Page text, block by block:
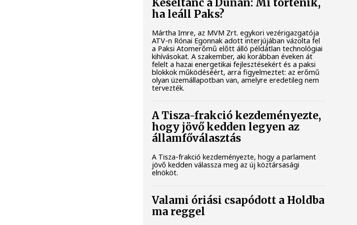
Késéltánc a Dunán: Mi történik,
ha leáll Paks?
Mártha Imre, az MVM Zrt. egykori vezérigazgatója
ATV-n Rónai Egonnak adott interjújában vázolta fel
a Paksi Atomerőmű előtt álló példátlan technológiai
kihívásokat. A szakember, aki korábban éveken át
felelt a hazai energetikai fejlesztésekért és a paksi
blokkok működéséért, arra figyelmeztet: az erőmű
olyan üzemállapotban van, amelyre eredetileg nem
tervezték.
A Tisza-frakció kezdeményezte,
hogy jövő kedden legyen az
államfőválasztás
A Tisza-frakció kezdeményezte, hogy a parlament
jövő kedden válassza meg az új köztársasági
elnököt.
Valami óriási csapódott a Holdba
ma reggel